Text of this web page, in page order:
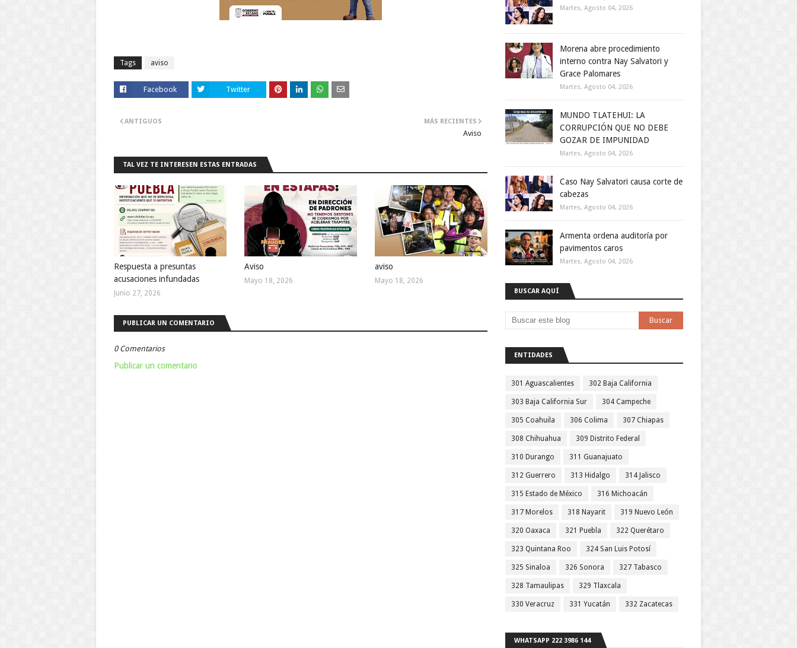
Tags aviso
Facebook Twitter
MÁS RECIENTES
Aviso
ANTIGUOS
TAL VEZ TE INTERESEN ESTAS ENTRADAS
Respuesta a presuntas
acusaciones infundadas
Junio 27, 2026
Aviso
Mayo 18, 2026
aviso
Mayo 18, 2026
PUBLICAR UN COMENTARIO
0 Comentarios
Publicar un comentario
Martes, Agosto 04, 2026
Morena abre procedimiento
interno contra Nay Salvatori y
Grace Palomares
Martes, Agosto 04, 2026
MUNDO TLATEHUI: LA
CORRUPCIÓN QUE NO DEBE
GOZAR DE IMPUNIDAD
Martes, Agosto 04, 2026
Caso Nay Salvatori causa corte de
cabezas
Martes, Agosto 04, 2026
Armenta ordena auditoría por
pavimentos caros
Martes, Agosto 04, 2026
BUSCAR AQUÍ
ENTIDADES
301 Aguascalientes 302 Baja California
303 Baja California Sur 304 Campeche
305 Coahuila 306 Colima 307 Chiapas
308 Chihuahua 309 Distrito Federal
310 Durango 311 Guanajuato
312 Guerrero 313 Hidalgo 314 Jalisco
315 Estado de México 316 Michoacán
317 Morelos 318 Nayarit 319 Nuevo León
320 Oaxaca 321 Puebla 322 Querétaro
323 Quintana Roo 324 San Luis Potosí
325 Sinaloa 326 Sonora 327 Tabasco
328 Tamaulipas 329 Tlaxcala
330 Veracruz 331 Yucatán 332 Zacatecas
WHATSAPP 222 3986 144